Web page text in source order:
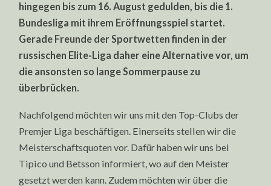
hingegen bis zum 16. August gedulden, bis die 1.
Bundesliga mit ihrem Eröffnungsspiel startet.
Gerade Freunde der Sportwetten finden in der
russischen Elite-Liga daher eine Alternative vor, um
die ansonsten so lange Sommerpause zu
überbrücken.
Nachfolgend möchten wir uns mit den Top-Clubs der
Premjer Liga beschäftigen. Einerseits stellen wir die
Meisterschaftsquoten vor. Dafür haben wir uns bei
Tipico und Betsson informiert, wo auf den Meister
gesetzt werden kann. Zudem möchten wir über die